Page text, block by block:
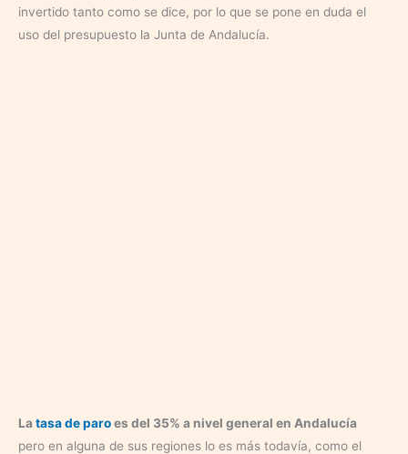
invertido tanto como se dice, por lo que se pone en duda el
uso del presupuesto la Junta de Andalucía.
La tasa de paroes del 35% a nivel general en Andalucía
pero en alguna de sus regiones lo es más todavía, como el